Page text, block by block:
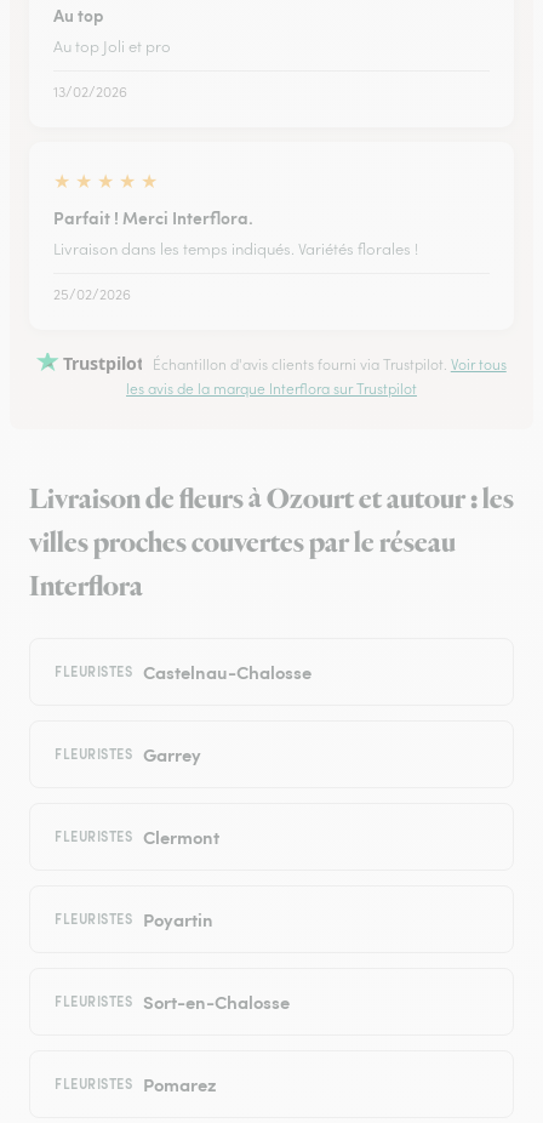
Au top
Au top Joli et pro
13/02/2026
★ ★ ★ ★ ★
Parfait ! Merci Interflora.
Livraison dans les temps indiqués. Variétés florales !
25/02/2026
Trustpilot Échantillon d'avis clients fourni via Trustpilot. Voir tous
les avis de la marque Interflora sur Trustpilot
Livraison de fleurs à Ozourt et autour : les
villes proches couvertes par le réseau
Interflora
FLEURISTES Castelnau-Chalosse
FLEURISTES Garrey
FLEURISTES Clermont
FLEURISTES Poyartin
FLEURISTES Sort-en-Chalosse
FLEURISTES Pomarez